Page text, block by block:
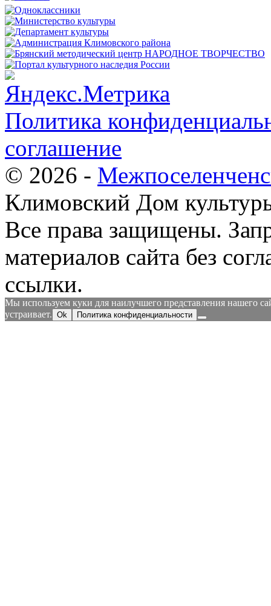
Политика
соглашение
© 2026 -
Климовский Дом
Все права защищены.
материалов сайта без
ссылки.
Мы используем куки для наилучшего представления нашего
устраивает. Ok Политика конфиденциальности